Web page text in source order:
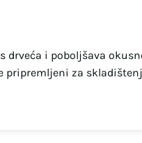
drveća i poboljšava
pripremljeni za